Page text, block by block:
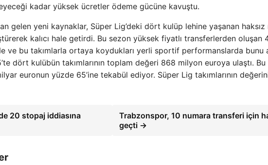
kadar yüksek ücretler ödeme gücüne kavuştu.
gelen yeni kaynaklar, Süper Lig’deki dört kulüp lehine yaşanan
kalıcı hale getirdi. Bu sezon yüksek fiyatlı transferlerden oluşan
ve bu takımlarla ortaya koydukları yerli sportif performanslarda bunu
dört kulübün takımlarının toplam değeri 868 milyon euroya ulaştı. Bu
euronun yüzde 65’ine tekabül ediyor. Süper Lig takımlarının
20 stopaj iddiasına
Trabzonspor, 10 numara transferi için
geçti →